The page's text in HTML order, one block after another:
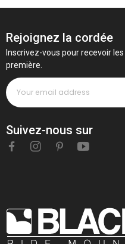
Rejoignez la cordée
Inscrivez-vous pour recevoir
première.
Suivez-nous sur